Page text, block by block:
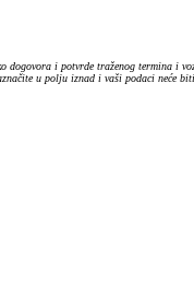
i potvrde traženog termina
u polju iznad i vaši podaci neće